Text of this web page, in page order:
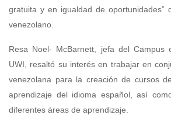
gratuita y en igualdad de oportunidades”
venezolano.
Resa Noel- McBarnett, jefa del Campus
UWI, resaltó su interés en trabajar en
venezolana para la creación de cursos
aprendizaje del idioma español, así
diferentes áreas de aprendizaje.